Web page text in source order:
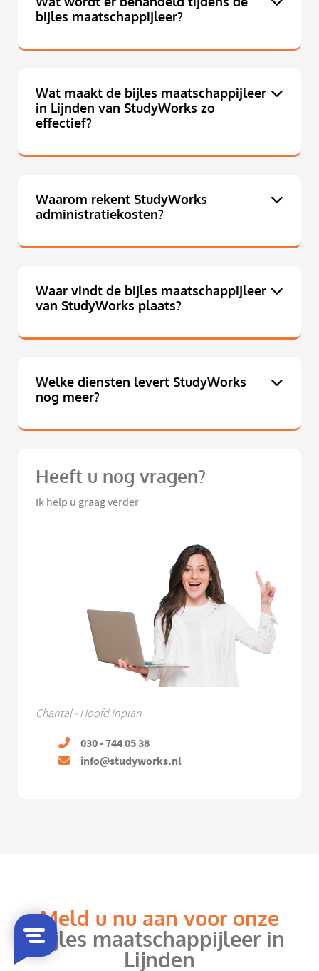
bijles maatschappijleer?
Wat maakt de bijles maatschappijleer
in Lijnden van StudyWorks zo
effectief?
Waarom rekent StudyWorks
administratiekosten?
Waar vindt de bijles maatschappijleer
van StudyWorks plaats?
Welke diensten levert StudyWorks
nog meer?
Heeft u nog vragen?
Ik help u graag verder
Chantal - Hoofd Inplan
030 - 744 05 38
info@studyworks.nl
Meld u nu aan voor onze
bijles maatschappijleer in
Lijnden